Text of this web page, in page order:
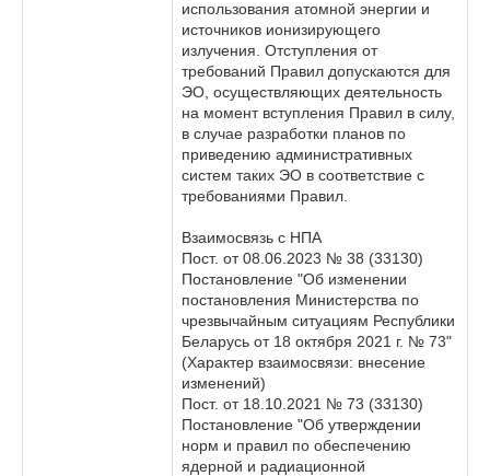
использования атомной энергии и
источников ионизирующего
излучения. Отступления от
требований Правил допускаются для
ЭО, осуществляющих деятельность
на момент вступления Правил в силу,
в случае разработки планов по
приведению административных
систем таких ЭО в соответствие с
требованиями Правил.
Взаимосвязь с НПА
Пост. от 08.06.2023 № 38 (33130)
Постановление "Об изменении
постановления Министерства по
чрезвычайным ситуациям Республики
Беларусь от 18 октября 2021 г. № 73"
(Характер взаимосвязи: внесение
изменений)
Пост. от 18.10.2021 № 73 (33130)
Постановление "Об утверждении
норм и правил по обеспечению
ядерной и радиационной